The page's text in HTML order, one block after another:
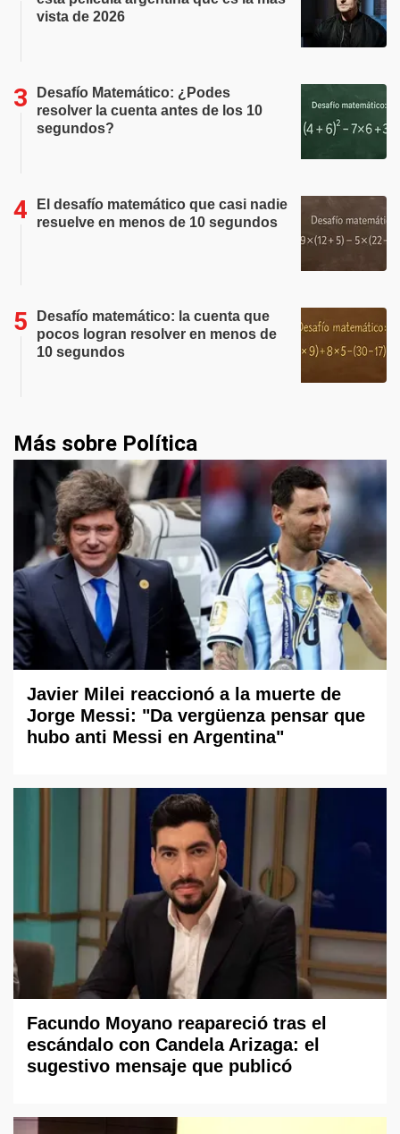
vista de 2026
Desafío Matemático: ¿Podes
resolver la cuenta antes de los 10
segundos?
El desafío matemático que casi nadie
resuelve en menos de 10 segundos
Desafío matemático: la cuenta que
pocos logran resolver en menos de
10 segundos
Más sobre Política
Javier Milei reaccionó a la muerte de
Jorge Messi: "Da vergüenza pensar que
hubo anti Messi en Argentina"
Facundo Moyano reapareció tras el
escándalo con Candela Arizaga: el
sugestivo mensaje que publicó